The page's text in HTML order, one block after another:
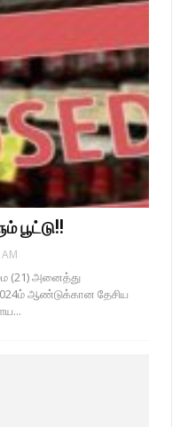
பூட்டு!!
(21) அனைத்து
ஆண்டுக்கான தேசிய